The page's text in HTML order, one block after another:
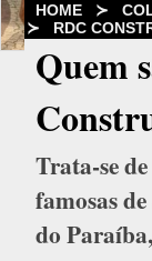
HOME ≻
≻
RDC
Quem
Trata-se
famosas
do